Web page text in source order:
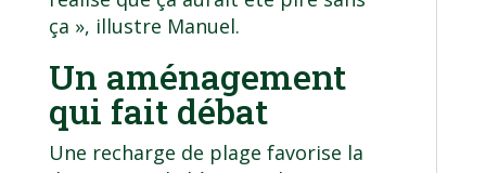
ça », illustre Manuel.
Un aménagement
qui fait débat
Une recharge de plage favorise la